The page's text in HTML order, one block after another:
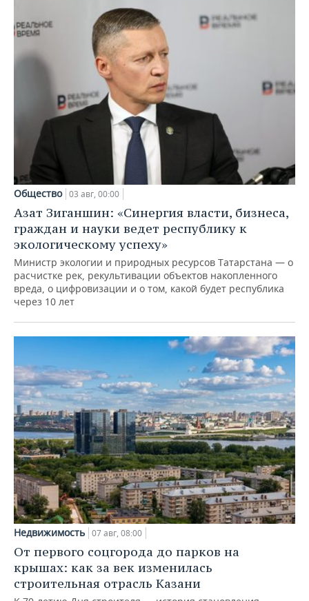
Общество 03 авг, 00:00
Азат Зиганшин: «Синергия власти, бизнеса,
граждан и науки ведет республику к
экологическому успеху»
Министр экологии и природных ресурсов Татарстана — о
расчистке рек, рекультивации объектов накопленного
вреда, о цифровизации и о том, какой будет республика
через 10 лет
Недвижимость 07 авг, 08:00
От первого соцгорода до парков на
крышах: как за век изменилась
строительная отрасль Казани